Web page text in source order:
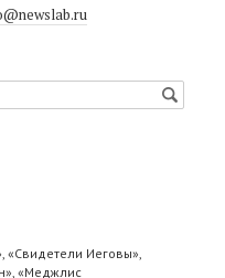
Иеговы»,
«Меджлис